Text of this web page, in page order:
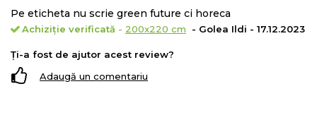
Pe eticheta nu scrie green future ci horeca
Achiziție verificată - 200x220 cm - Golea Ildi - 17.12.2023
Ți-a fost de ajutor acest review?
Adaugă un comentariu